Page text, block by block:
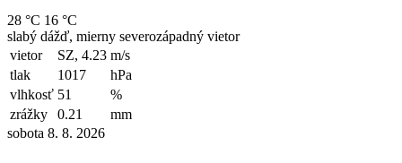
28 °C 16 °C
slabý dážď, mierny severozápadný vietor
vietor
SZ, 4.23 m/s
tlak
1017
hPa
vlhkosť 51
%
zrážky
0.21
mm
sobota 8. 8. 2026